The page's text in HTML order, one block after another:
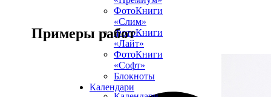
ФотоКниги
«Слим»
ФотоКниги
«Лайт»
ФотоКниги
«Софт»
Блокноты
Календари
Примеры работ